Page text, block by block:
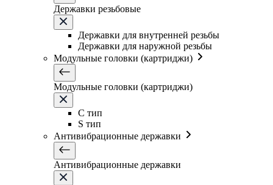
Державки резьбовые
Державки для внутренней резьбы
Державки для наружной резьбы
Модульные головки (картриджи)
Модульные головки (картриджи)
C тип
S тип
Антивибрационные державки
Антивибрационные державки